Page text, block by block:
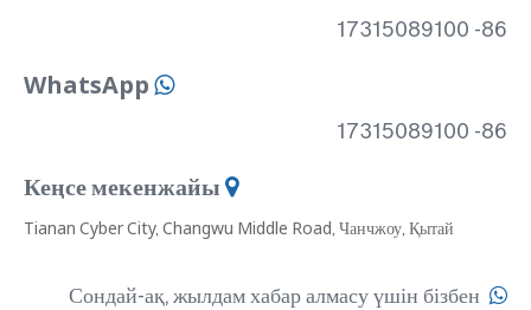
86- 17315089100

WhatsApp
86- 17315089100

Кеңсе мекенжайы
Tianan Cyber ​​City, Changwu Middle Road, Чанчжоу, Қытай

Сондай-ақ, жылдам хабар алмасу үшін бізбен